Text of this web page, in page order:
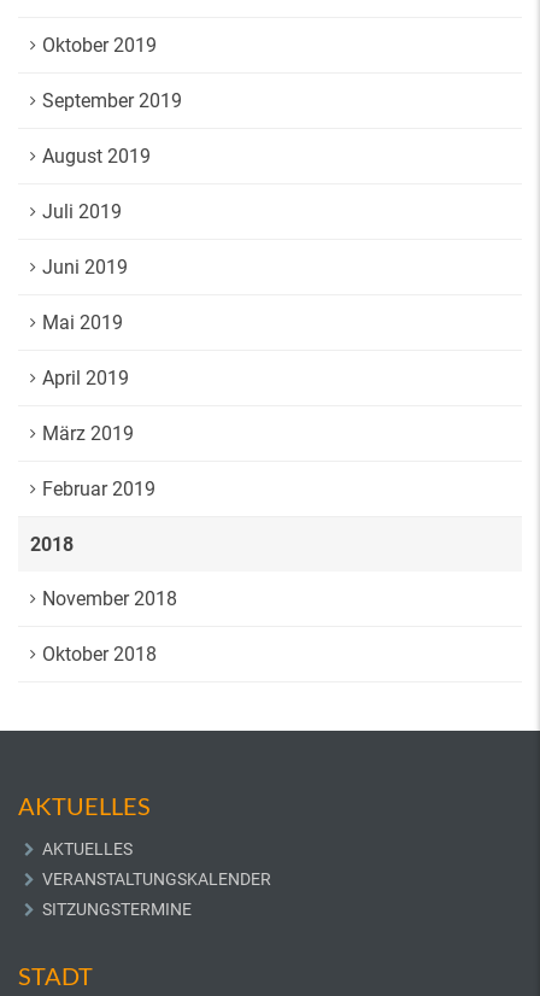
Oktober 2019
September 2019
August 2019
Juli 2019
Juni 2019
Mai 2019
April 2019
März 2019
Februar 2019
2018
November 2018
Oktober 2018
AKTUELLES
AKTUELLES
VERANSTALTUNGSKALENDER
SITZUNGSTERMINE
STADT